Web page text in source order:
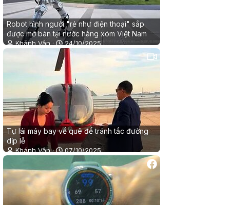
Robot hình người "rẻ như điện thoại" sắp
được mở bán tại nước hàng xóm Việt Nam
Khánh Vân
24/10/2025
Tự lái máy bay về quê để tránh tắc đường
dịp lễ
Khánh Vân
07/10/2025